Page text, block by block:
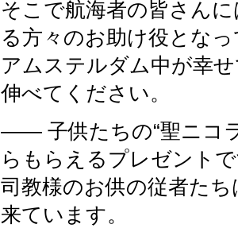
そこで航海者の皆さん
る方々のお助け役とな
アムステルダム中が幸
伸べてください。
―― 子供たちの“聖ニコ
らもらえるプレゼント
司教様のお供の従者た
来ています。